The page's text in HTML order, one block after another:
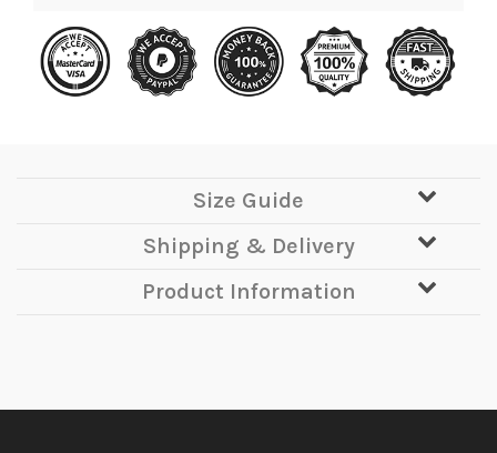
Size Guide
Shipping & Delivery
Product Information